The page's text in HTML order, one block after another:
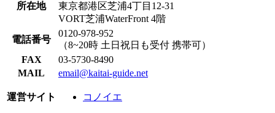
所在地
東京都港区芝浦4丁目12-31
VORT芝浦WaterFront 4階
電話番号
0120-978-952
（8~20時 土日祝日も受付 携帯可）
FAX
03-5730-8490
MAIL
email@kaitai-guide.net
運営サイト コノイエ